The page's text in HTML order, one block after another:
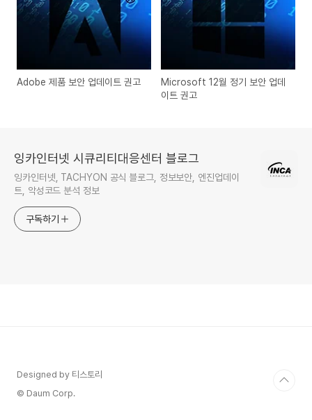
Adobe 제품 보안 업데이트 권고
Microsoft 12월 정기 보안 업데
이트 권고
잉카인터넷 시큐리티대응센터 블로그
잉카인터넷, TACHYON 공식 블로그, 정보보안, 엔진업데이
트, 악성코드 분석 정보
구독하기
Designed by 티스토리
© Daum Corp.